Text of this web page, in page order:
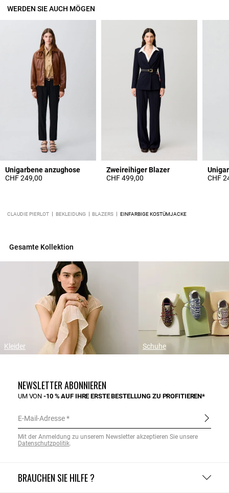
WERDEN SIE AUCH MÖGEN
Unigarbene anzughose
CHF 249,00
Zweireihiger Blazer
CHF 499,00
CHF
CLAUDIE PIERLOT BEKLEIDUNG BLAZERS EINFARBIGE KOSTÜMJACKE
Gesamte Kollektion
Kleider Schuhe
BRAUCHEN SIE HILFE ?
NEWSLETTER ABONNIEREN
UM VON-10 % AUF IHRE ERSTE BESTELLUNG ZU PROFITIEREN*
E-Mail-Adresse
Mit der Anmeldung zu unserem Newsletter akzeptieren Sie unsere
Datenschutzpolitik.